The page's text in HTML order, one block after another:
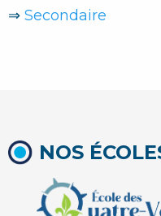
⇒ Secondaire
NOS